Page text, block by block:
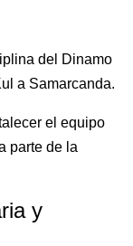
del Dinamo
a Samarcanda.
el equipo
parte de la
y